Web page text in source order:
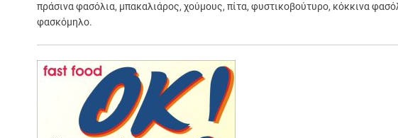
πράσινα φασόλια, μπακαλιάρος, χούμους, πίτα, φυστικοβούτυρο, κόκκινα
φασκόμηλο.